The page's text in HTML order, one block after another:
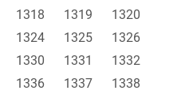
1318 1319
1320
1324 1325
1326
1330 1331
1332
1336 1337
1338